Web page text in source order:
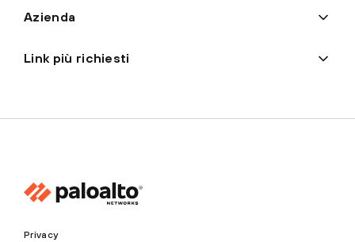
Azienda
Link più richiesti
Privacy